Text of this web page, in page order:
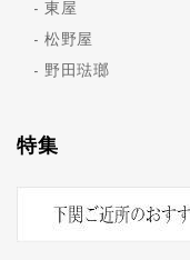
東屋
松野屋
野田琺瑯
特集